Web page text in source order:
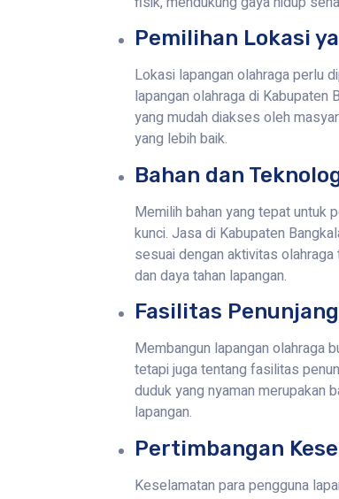
Pemilihan Lokasi
Lokasi lapangan olahraga perlu
lapangan olahraga di Kabupaten
yang mudah diakses oleh
yang lebih baik.
Bahan dan
Memilih bahan yang tepat untuk
kunci. Jasa di Kabupaten
sesuai dengan aktivitas
dan daya tahan lapangan.
Fasilitas
Membangun lapangan olahraga
tetapi juga tentang fasilitas
duduk yang nyaman merupakan
lapangan.
Pertimbangan
Keselamatan para pengguna